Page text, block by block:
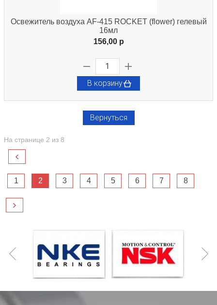
Освежитель воздуха AF-415 ROCKET (flower) гелевый
16мл
156,00 p
В корзину
Вернуться
На странице 2 из 8
1 2 3 4 5 6 7 8